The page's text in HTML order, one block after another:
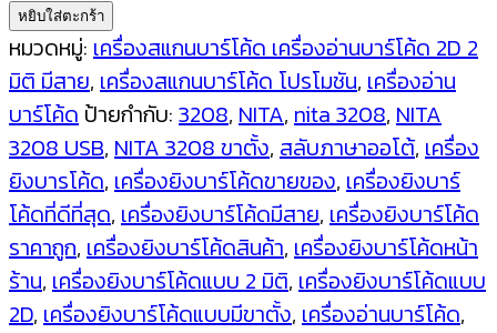
เครื่อง
ยิง
บาร์
โค้ด
2
มิติ
แบบ
มี
ขา
ตั้ง
หยิบใส่ตะกร้า
หมวดหมู่: เครื่องสแกนบาร์โค้ด เครื่องอ่านบาร์โค้ด 2D 2
มิติ มีสาย, เครื่องสแกนบาร์โค้ด โปรโมชัน, เครื่องอ่าน
บาร์โค้ด ป้ายกำกับ: 3208, NITA, nita 3208, NITA
3208 USB, NITA 3208 ขาตั้ง, สลับภาษาออโต้, เครื่อง
ยิงบารโค้ด, เครื่องยิงบาร์โค้ดขายของ, เครื่องยิงบาร์
โค้ดที่ดีที่สุด, เครื่องยิงบาร์โค้ดมีสาย, เครื่องยิงบาร์โค้ด
ราคาถูก, เครื่องยิงบาร์โค้ดสินค้า, เครื่องยิงบาร์โค้ดหน้า
ร้าน, เครื่องยิงบาร์โค้ดแบบ 2 มิติ, เครื่องยิงบาร์โค้ดแบบ
2D, เครื่องยิงบาร์โค้ดแบบมีขาตั้ง, เครื่องอ่านบาร์โค้ด,